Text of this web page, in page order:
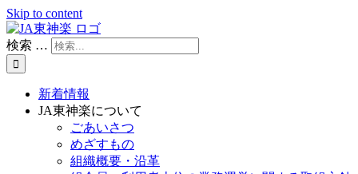
Skip to content
検索 …
新着情報
JA東神楽について
ごあいさつ
めざすもの
組織概要・沿革